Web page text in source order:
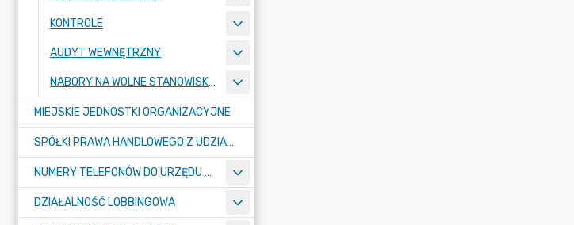
KONTROLE
AUDYT WEWNĘTRZNY
NABORY NA WOLNE STANOWISKA PRACY
MIEJSKIE JEDNOSTKI ORGANIZACYJNE
SPÓŁKI PRAWA HANDLOWEGO Z UDZIAŁEM GMINY
NUMERY TELEFONÓW DO URZĘDU MIASTA, MIEJSKICH JEDNOSTEK ORGANIZACYJNYCH ORAZ SPÓŁEK PRAWA HANDLOWEGO Z UDZIAŁEM GMINY
DZIAŁALNOŚĆ LOBBINGOWA